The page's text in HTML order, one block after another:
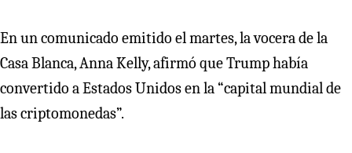
En un comunicado emitido el martes, la vocera de la
Casa Blanca, Anna Kelly, afirmó que Trump había
convertido a Estados Unidos en la “capital mundial de
las criptomonedas”.